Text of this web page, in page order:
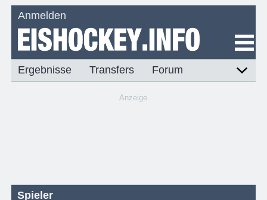
Anmelden
Ergebnisse Transfers Forum
Anzeige
Spieler